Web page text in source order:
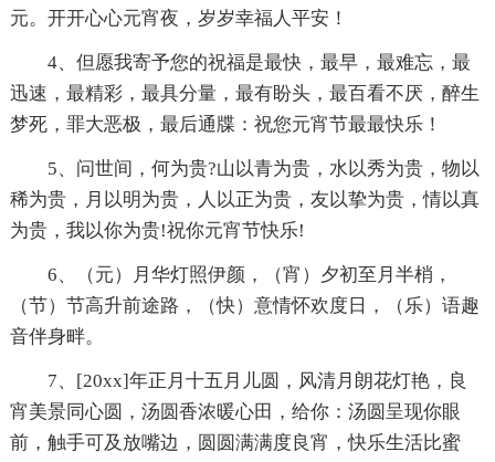
元。开开心心元宵夜，岁岁幸福人平安！
4、但愿我寄予您的祝福是最快，最早，最难忘，最
迅速，最精彩，最具分量，最有盼头，最百看不厌，醉生
梦死，罪大恶极，最后通牒：祝您元宵节最最快乐！
5、问世间，何为贵?山以青为贵，水以秀为贵，物以
稀为贵，月以明为贵，人以正为贵，友以挚为贵，情以真
为贵，我以你为贵!祝你元宵节快乐!
6、（元）月华灯照伊颜，（宵）夕初至月半梢，
（节）节高升前途路，（快）意情怀欢度日，（乐）语趣
音伴身畔。
7、[20xx]年正月十五月儿圆，风清月朗花灯艳，良
宵美景同心圆，汤圆香浓暖心田，给你：汤圆呈现你眼
前，触手可及放嘴边，圆圆满满度良宵，快乐生活比蜜